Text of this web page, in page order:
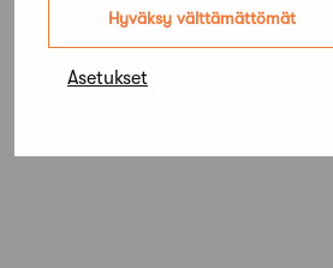
Hyväksy välttämättömät
Asetukset